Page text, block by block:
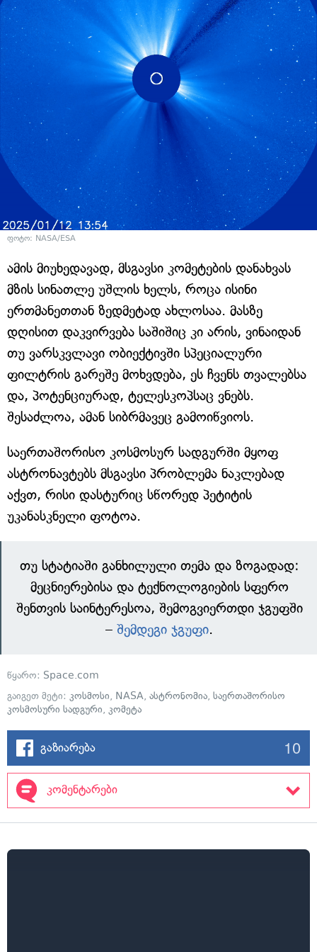
ფოტო: NASA/ESA
ამის მიუხედავად, მსგავსი კომეტების დანახვას
მზის სინათლე უშლის ხელს, როცა ისინი
ერთმანეთთან ზედმეტად ახლოსაა. მასზე
დღისით დაკვირვება საშიშიც კი არის, ვინაიდან
თუ ვარსკვლავი ობიექტივში სპეციალური
ფილტრის გარეშე მოხვდება, ეს ჩვენს თვალებსა
და, პოტენციურად, ტელესკოპსაც ვნებს.
შესაძლოა, ამან სიბრმავეც გამოიწვიოს.
საერთაშორისო კოსმოსურ სადგურში მყოფ
ასტრონავტებს მსგავსი პრობლემა ნაკლებად
აქვთ, რისი დასტურიც სწორედ პეტიტის
უკანასკნელი ფოტოა.
თუ სტატიაში განხილული თემა და ზოგადად:
მეცნიერებისა და ტექნოლოგიების სფერო
შენთვის საინტერესოა, შემოგვიერთდი ჯგუფში
– შემდეგი ჯგუფი.
წყარო: Space.com
გაიგეთ მეტი: კოსმოსი, NASA, ასტრონომია, საერთაშორისო
კოსმოსური სადგური, კომეტა
გაზიარება 10
კომენტარები